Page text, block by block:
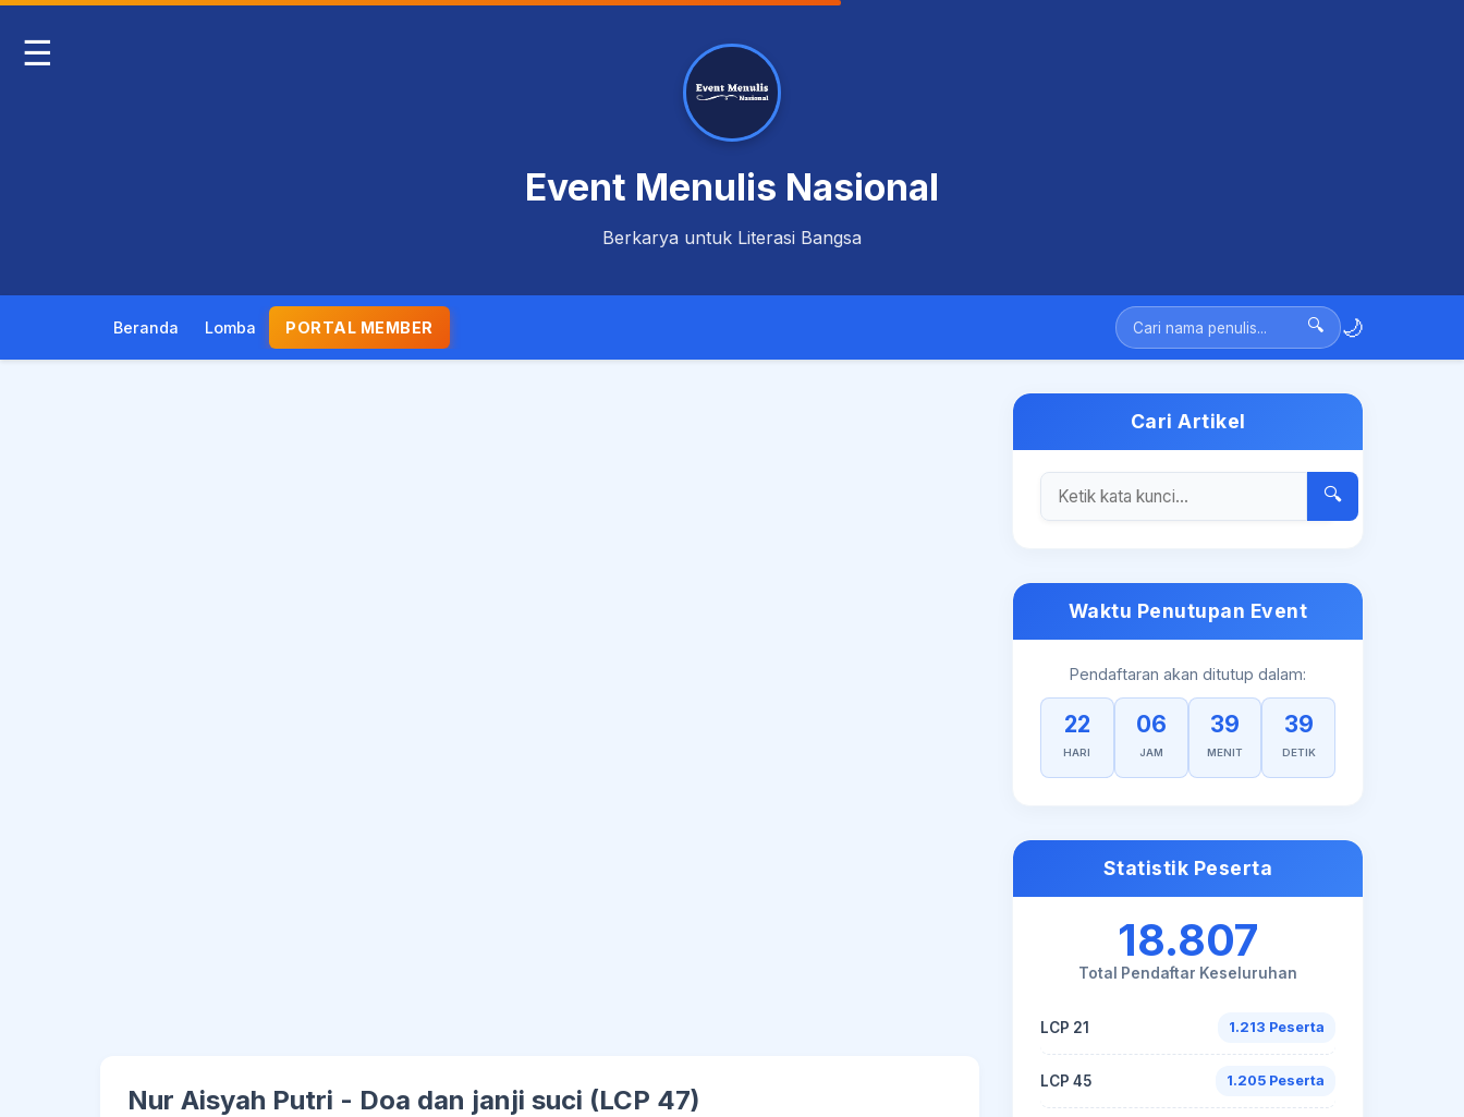
☰
Event Menulis Nasional
Berkarya untuk Literasi Bangsa
Beranda Lomba PORTAL MEMBER 🔍 🌙
Nur Aisyah Putri - Doa dan janji suci (LCP 47)
Cari Artikel
🔍
Waktu Penutupan Event
Pendaftaran akan ditutup dalam:
22
HARI
06
JAM
39
MENIT
38
DETIK
Statistik Peserta
18.807
Total Pendaftar Keseluruhan
LCP 21 1.213 Peserta
LCP 45 1.205 Peserta